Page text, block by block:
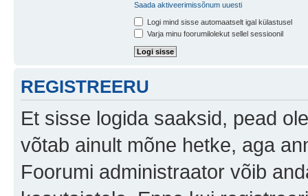
Saada aktiveerimissõnum uuesti
Logi mind sisse automaatselt igal külastusel
Varja minu foorumilolekut sellel sessioonil
REGISTREERU
Et sisse logida saaksid, pead
võtab ainult mõne hetke, aga
Foorumi administraator võib